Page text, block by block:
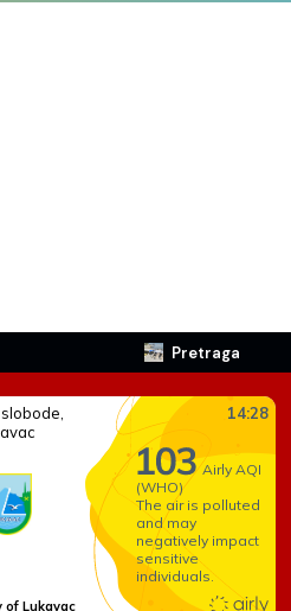
Pretraga